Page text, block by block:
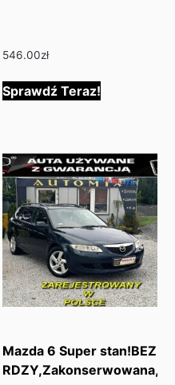
546.00zł
Sprawdź Teraz!
Mazda 6 Super stan!BEZ